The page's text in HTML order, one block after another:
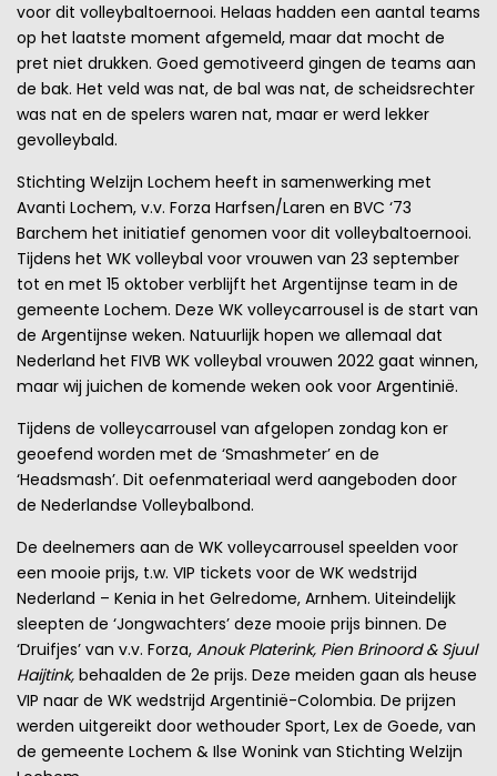
voor dit volleybaltoernooi. Helaas hadden een aantal teams
op het laatste moment afgemeld, maar dat mocht de
pret niet drukken. Goed gemotiveerd gingen de teams aan
de bak. Het veld was nat, de bal was nat, de scheidsrechter
was nat en de spelers waren nat, maar er werd lekker
gevolleybald.
Stichting Welzijn Lochem heeft in samenwerking met
Avanti Lochem, v.v. Forza Harfsen/Laren en BVC ‘73
Barchem het initiatief genomen voor dit volleybaltoernooi.
Tijdens het WK volleybal voor vrouwen van 23 september
tot en met 15 oktober verblijft het Argentijnse team in de
gemeente Lochem. Deze WK volleycarrousel is de start van
de Argentijnse weken. Natuurlijk hopen we allemaal dat
Nederland het FIVB WK volleybal vrouwen 2022 gaat winnen,
maar wij juichen de komende weken ook voor Argentinië.
Tijdens de volleycarrousel van afgelopen zondag kon er
geoefend worden met de ‘Smashmeter’ en de
‘Headsmash’. Dit oefenmateriaal werd aangeboden door
de Nederlandse Volleybalbond.
De deelnemers aan de WK volleycarrousel speelden voor
een mooie prijs, t.w. VIP tickets voor de WK wedstrijd
Nederland – Kenia in het Gelredome, Arnhem. Uiteindelijk
sleepten de ‘Jongwachters’ deze mooie prijs binnen. De
‘Druifjes’ van v.v. Forza, Anouk Platerink, Pien Brinoord & Sjuul
Haijtink, behaalden de 2e prijs. Deze meiden gaan als heuse
VIP naar de WK wedstrijd Argentinië-Colombia. De prijzen
werden uitgereikt door wethouder Sport, Lex de Goede, van
de gemeente Lochem & Ilse Wonink van Stichting Welzijn